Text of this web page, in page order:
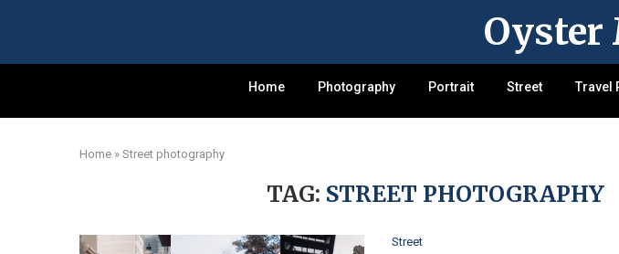
Oyster
Home Photography Portrait Street Travel
Home » Street photography
TAG: STREET PHOTOGRAPHY
Street